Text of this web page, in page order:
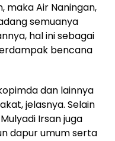
maka Air Naningan,
semuanya
hal ini sebagai
bencana
dan lainnya
jelasnya. Selain
Irsan juga
dapur umum serta